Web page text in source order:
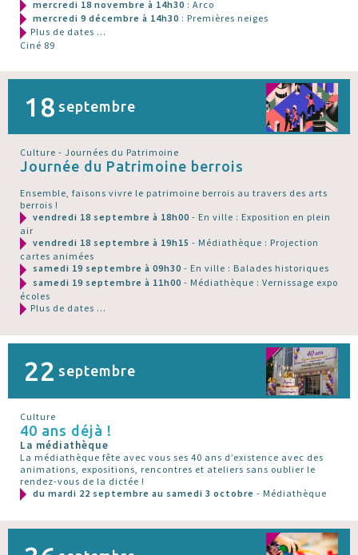
mercredi 18 novembre à 14h30 : Arco
mercredi 9 décembre à 14h30 : Premières neiges
Plus de dates ...
Ciné 89
18 septembre
Culture - Journées du Patrimoine
Journée du Patrimoine berrois
Ensemble, faisons vivre le patrimoine berrois au travers des arts
berrois !
vendredi 18 septembre à 18h00 - En ville : Exposition en plein
air
vendredi 18 septembre à 19h15 - Médiathèque : Projection
cartes animées
samedi 19 septembre à 09h30 - En ville : Balades historiques
samedi 19 septembre à 11h00 - Médiathèque : Vernissage expo
écoles
Plus de dates ...
22 septembre
Culture
40 ans déjà !
La médiathèque
La médiathèque fête avec vous ses 40 ans d’existence avec des
animations, expositions, rencontres et ateliers sans oublier le
rendez-vous de la dictée !
du mardi 22 septembre au samedi 3 octobre - Médiathèque